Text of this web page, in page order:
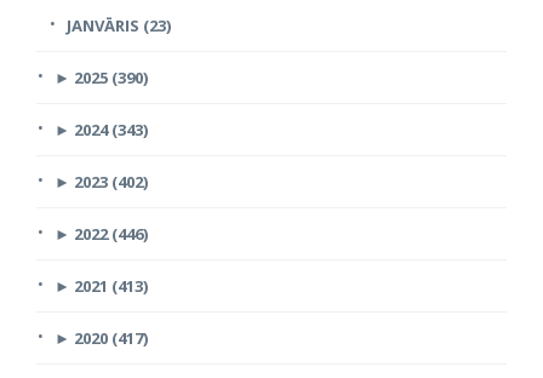
JANVĀRIS (23)
► 2025 (390)
► 2024 (343)
► 2023 (402)
► 2022 (446)
► 2021 (413)
► 2020 (417)